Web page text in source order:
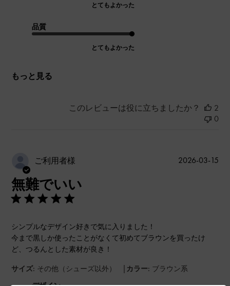
とてもよかった
品質
とてもよかった
もっと見る
このレビューは役に立ちましたか？
2
0
ご利用者様
無難でいい
シンプルなデザイン好きで気に入りました！
今まで黒しか使ったことがなくて初めてブラウンを買ったけ
ど、つるんとした素材が良き！
サイズ: その他（シューズ以外） | カラー: ブラウン系
公
2026-03-15